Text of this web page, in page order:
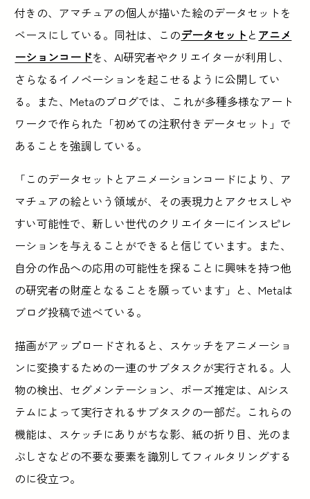
付きの、アマチュアの個人が描いた絵のデータセットを
ベースにしている。同社は、このデータセット と アニメ
ーションコードを、AI研究者やクリエイターが利用し、
さらなるイノベーションを起こせるように公開してい
る。また、Metaのブログでは、これが多種多様なアート
ワークで作られた「初めての注釈付きデータセット」で
あることを強調している。
「このデータセットとアニメーションコードにより、ア
マチュアの絵という領域が、その表現力とアクセスしや
すい可能性で、新しい世代のクリエイターにインスピレ
ーションを与えることができると信じています。また、
自分の作品への応用の可能性を探ることに興味を持つ他
の研究者の財産となることを願っています」と、Metaは
ブログ投稿で述べている。
描画がアップロードされると、スケッチをアニメーショ
ンに変換するための一連のサブタスクが実行される。人
物の検出、セグメンテーション、ポーズ推定は、AIシス
テムによって実行されるサブタスクの一部だ。これらの
機能は、スケッチにありがちな影、紙の折り目、光のま
ぶしさなどの不要な要素を識別してフィルタリングする
のに役立つ。